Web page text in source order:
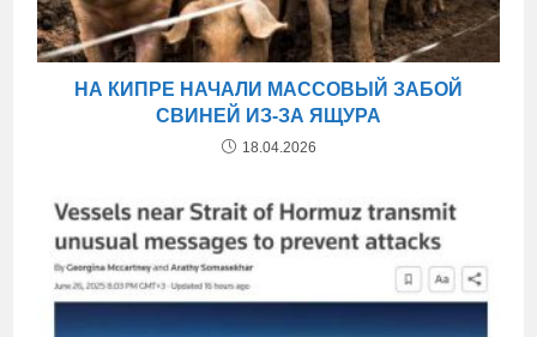
НА КИПРЕ НАЧАЛИ МАССОВЫЙ ЗАБОЙ
СВИНЕЙ ИЗ-ЗА ЯЩУРА
18.04.2026